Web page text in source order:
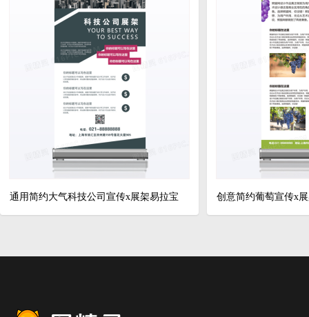
通用简约大气科技公司宣传x展架易拉宝 创意简约葡萄宣传x